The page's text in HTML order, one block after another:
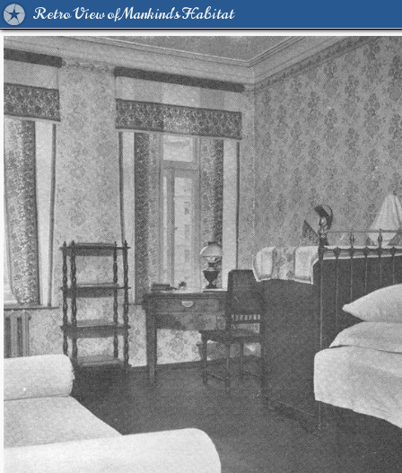
Retro View of Mankind's Habitat